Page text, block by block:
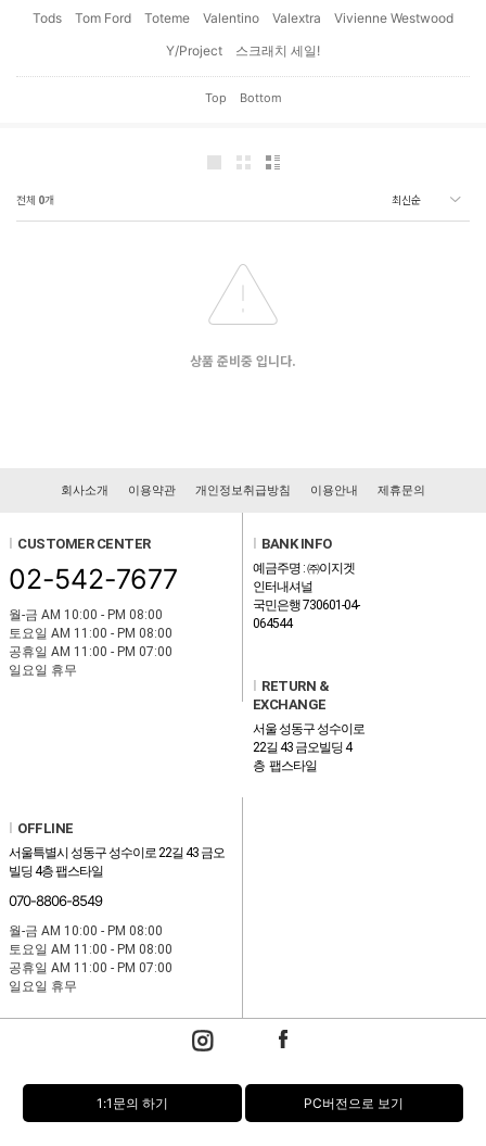
Tods
Tom Ford Toteme Valentino Valextra
Vivienne Westwood
Y/Project
스크래치 세일!
Top Bottom
전체 0개
상품 준비중 입니다.
회사소개 이용약관 개인정보취급방침 이용안내 제휴문의
l CUSTOMER CENTER
02-542-7677
월-금 AM 10:00 - PM 08:00
토요일 AM 11:00 - PM 08:00
공휴일 AM 11:00 - PM 07:00
일요일 휴무
l BANK INFO
예금주명 : ㈜이지겟
인터내셔널
국민은행 730601-04-
064544
l RETURN &
EXCHANGE
서울 성동구 성수이로
22길 43 금오빌딩 4
층 팹스타일
l OFFLINE
서울특별시 성동구 성수이로 22길 43 금오
빌딩 4층 팹스타일
070-8806-8549
월-금 AM 10:00 - PM 08:00
토요일 AM 11:00 - PM 08:00
공휴일 AM 11:00 - PM 07:00
일요일 휴무
1:1문의 하기 PC버전으로 보기